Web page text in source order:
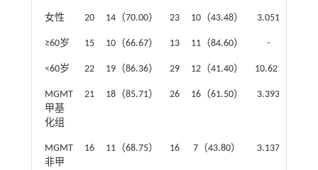
女性 20 14（70.00） 23 10（43.48） 3.051
≥60岁 15 10（66.67） 13 11（84.60） -
<60岁 22 19（86.36） 29 12（41.40） 10.621
MGMT
甲基
化组
21 18（85.71） 26 16（61.50） 3.393
MGMT
非甲
16 11（68.75） 16 7（43.80） 3.137